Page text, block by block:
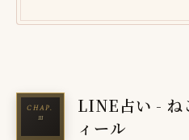
LINE占い - ね
ィール